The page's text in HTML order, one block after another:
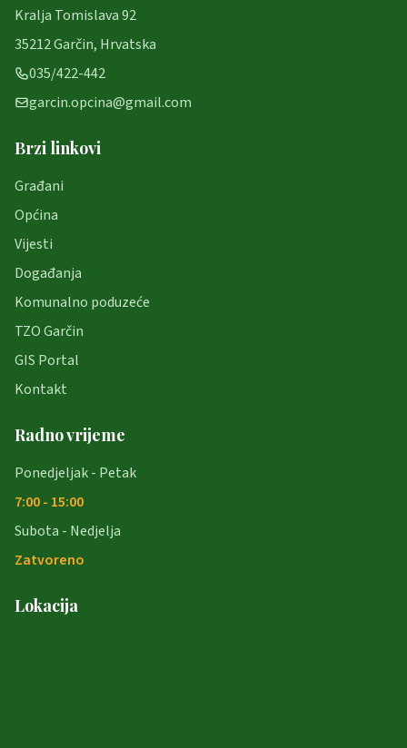
Kralja Tomislava 92
35212 Garčin, Hrvatska
035/422-442
garcin.opcina@gmail.com
Brzi linkovi
Građani
Općina
Vijesti
Događanja
Komunalno poduzeće
TZO Garčin
GIS Portal
Kontakt
Radno vrijeme
Ponedjeljak - Petak
7:00 - 15:00
Subota - Nedjelja
Zatvoreno
Lokacija